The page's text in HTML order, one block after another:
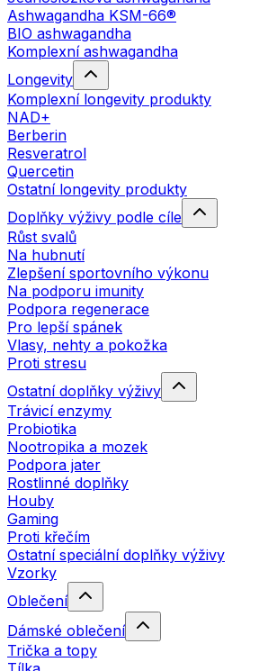
Ashwagandha KSM-66®
BIO ashwagandha
Komplexní ashwagandha
Longevity
Komplexní longevity produkty
NAD+
Berberin
Resveratrol
Quercetin
Ostatní longevity produkty
Doplňky výživy podle cíle
Růst svalů
Na hubnutí
Zlepšení sportovního výkonu
Na podporu imunity
Podpora regenerace
Pro lepší spánek
Vlasy, nehty a pokožka
Proti stresu
Ostatní doplňky výživy
Trávicí enzymy
Probiotika
Nootropika a mozek
Podpora jater
Rostlinné doplňky
Houby
Gaming
Proti křečím
Ostatní speciální doplňky výživy
Vzorky
Oblečení
Dámské oblečení
Trička a topy